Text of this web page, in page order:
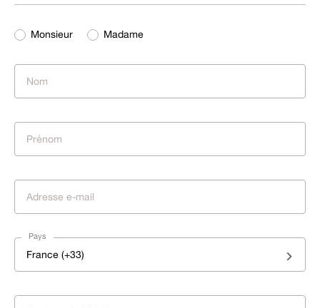
Monsieur Madame
Pays
France (+33)